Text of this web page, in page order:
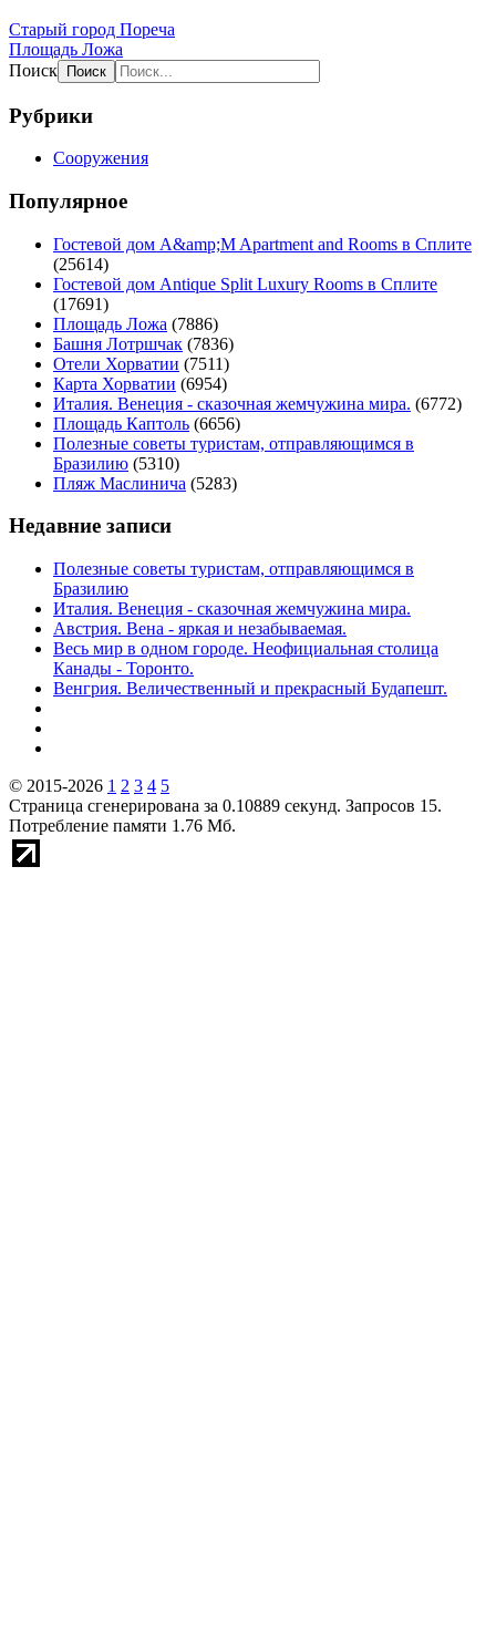
Старый город Пореча
Площадь Ложа
Поиск
Рубрики
Сооружения
Популярное
Гостевой дом A&amp;M Apartment and Rooms в Сплите
(25614)
Гостевой дом Antique Split Luxury Rooms в Сплите
(17691)
Площадь Ложа (7886)
Башня Лотршчак (7836)
Отели Хорватии (7511)
Карта Хорватии (6954)
Италия. Венеция - сказочная жемчужина мира. (6772)
Площадь Каптоль (6656)
Полезные советы туристам, отправляющимся в
Бразилию (5310)
Пляж Маслинича (5283)
Недавние записи
Полезные советы туристам, отправляющимся в
Бразилию
Италия. Венеция - сказочная жемчужина мира.
Австрия. Вена - яркая и незабываемая.
Весь мир в одном городе. Неофициальная столица
Канады - Торонто.
Венгрия. Величественный и прекрасный Будапешт.
© 2015-2026 1 2 3 4 5
Страница сгенерирована за 0.10889 секунд. Запросов 15.
Потребление памяти 1.76 Мб.